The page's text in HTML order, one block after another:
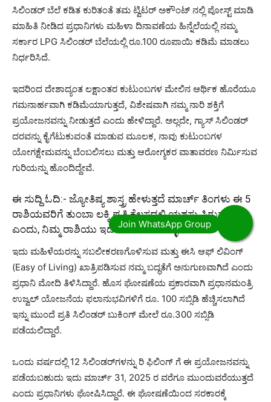
ಸಿಲಿಂಡರ್ ಬೆಲೆ ಕಡಿತ ಕುರಿತಂತೆ ತಮ ಟ್ವಿಟರ್ ಅಕೌಂಟ್ ನಲ್ಲಿ ಪೋಸ್ಟ್ ಮಾಡಿ
ಮಾಹಿತಿ ನೀಡಿದ ಪ್ರಧಾನಿಗಳು ಮಹಿಳಾ ದಿನಾವಣೆಯ ಹಿನ್ನೆಲೆಯಲ್ಲಿ ನಮ್ಮ
ಸರ್ಕಾರ LPG ಸಿಲಿಂಡರ್ ಬೆಲೆಯಲ್ಲಿ ರೂ.100 ರೂಪಾಯಿ ಕಡಿಮೆ ಮಾಡಲು
ನಿರ್ಧರಿಸಿದೆ.
ಇದರಿಂದ ದೇಶಾದ್ಯಂತ ಲಕ್ಷಾಂತರ ಕುಟುಂಬಗಳ ಮೇಲಿನ ಆರ್ಥಿಕ ಹೊರೆಯೂ
ಗಮನಾರ್ಹವಾಗಿ ಕಡಿಮೆಯಾಗುತ್ತದೆ, ವಿಶೇಷವಾಗಿ ನಮ್ಮ ನಾರಿ ಶಕ್ತಿಗೆ
ಪ್ರಯೋಜನವನ್ನು ನೀಡುತ್ತದೆ ಎಂದು ಹೇಳಿದ್ದಾರೆ. ಅಲ್ಲದೇ, ಗ್ಯಾಸ್​ ಸಿಲಿಂಡರ್​
ದರವನ್ನು ಕೈಗೆಟುಕುವಂತೆ ಮಾಡುವ ಮೂಲಕ, ನಾವು ಕುಟುಂಬಗಳ
ಯೋಗಕ್ಷೇಮವನ್ನು ಬೆಂಬಲಿಸಲು ಮತ್ತು ಆರೋಗ್ಯಕರ ವಾತಾವರಣ ನಿರ್ಮಿಸುವ
ಗುರಿಯನ್ನು ಹೊಂದಿದ್ದೇವೆ.
ಈ ಸುದ್ದಿ ಓದಿ:- ಜ್ಯೋತಿಷ್ಯ ಶಾಸ್ತ್ರ ಹೇಳುತ್ತದೆ ಮಾರ್ಚ್ ತಿಂಗಳು ಈ 5
ರಾಶಿಯವರಿಗೆ ತುಂಬಾ ಲಕ್ಕಿ ಪ್ರತಿ ಕೆಲಸದಲ್ಲಿ ಯಶಸ್ಸು ಸಿಗುತ್ತದೆ
ಎಂದು, ನಿಮ್ಮ ರಾಶಿಯು ಇದೆಯೇ ತಿಳಿದುಕೊಳ್ಳಿ.!
ಇದು ಮಹಿಳೆಯರನ್ನು ಸಬಲೀಕರಣಗೊಳಿಸುವ ಮತ್ತು ಈಸಿ ಆಫ್ ಲಿವಿಂಗ್
(Easy of Living) ಖಾತ್ರಿಪಡಿಸುವ ನಮ್ಮ ಬದ್ಧತೆಗೆ ಅನುಗುಣವಾಗಿದೆ ಎಂದು
ಪ್ರಧಾನಿ ಮೋದಿ ತಿಳಿಸಿದ್ದಾರೆ. ಹೊಸ ಘೋಷಣೆಯ ಪ್ರಕಾರವಾಗಿ ಪ್ರಧಾನಮಂತ್ರಿ
ಉಜ್ವಲ್ ಯೋಜನೆಯ ಫಲಾನುಭವಿಗಳಿಗೆ ರೂ. 100 ಸಬ್ಸಿಡಿ ಹೆಚ್ಚಿಸಲಾಗಿದೆ
ಇನ್ನು ಮುಂದೆ ಪ್ರತಿ ಸಿಲಿಂಡರ್ ಬುಕಿಂಗ್ ಮೇಲೆ ರೂ.300 ಸಬ್ಸಿಡಿ
ಪಡೆಯಲಿದ್ದಾರೆ.
ಒಂದು ವರ್ಷದಲ್ಲಿ 12 ಸಿಲಿಂಡರ್‌ಗಳನ್ನು ರಿ ಫಿಲಿಂಗ್ ಗೆ ಈ ಪ್ರಯೋಜನವನ್ನು
ಪಡೆಯಬಹುದು ಇದು ಮಾರ್ಚ್ 31, 2025 ರ ವರೆಗೂ ಮುಂದುವರೆಯುತ್ತದೆ
ಎಂದು ಪ್ರಧಾನಿಗಳು ಘೋಷಿಸಿದ್ದಾರೆ. ಈ ಘೋಷಣೆಯಿಂದ ಸರಕಾರಕ್ಕೆ